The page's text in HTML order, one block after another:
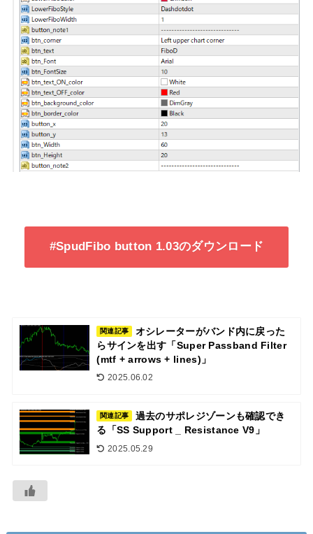
#SpudFibo button 1.03のダウンロード
関連記事
オシレーターがバンド内に戻った
らサインを出す「Super Passband Filter
(mtf + arrows + lines)」
2025.06.02
関連記事
過去のサポレジゾーンも確認でき
る「SS Support _ Resistance V9」
2025.05.29